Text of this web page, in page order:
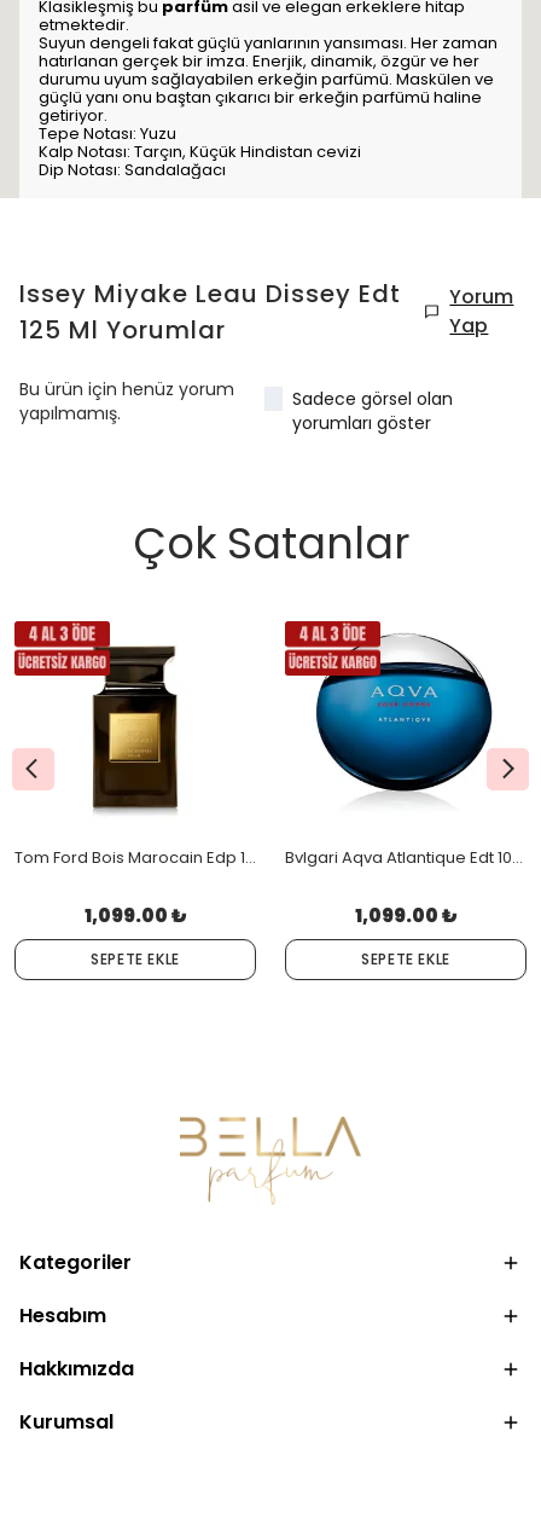
Klasikleşmiş bu parfümasil ve elegan erkeklere hitap
etmektedir.
Suyun dengeli fakat güçlü yanlarının yansıması. Her zaman
hatırlanan gerçek bir imza. Enerjik, dinamik, özgür ve her
durumu uyum sağlayabilen erkeğin parfümü. Maskülen ve
güçlü yanı onu baştan çıkarıcı bir erkeğin parfümü haline
getiriyor.
Tepe Notası: Yuzu
Kalp Notası: Tarçın, Küçük Hindistan cevizi
Dip Notası: Sandalağacı
Issey Miyake Leau Dissey Edt
125 Ml Yorumlar
Yorum
Yap
Bu ürün için henüz yorum
yapılmamış.
Sadece görsel olan
yorumları göster
Çok Satanlar
Tom Ford Bois Marocain Edp 100 Ml Unisex
1,099.00 ₺
SEPETE EKLE
Bvlgari Aqva Atlantique Edt 100 Ml
1,099.00 ₺
SEPETE EKLE
Kategoriler
Hesabım
Hakkımızda
Kurumsal